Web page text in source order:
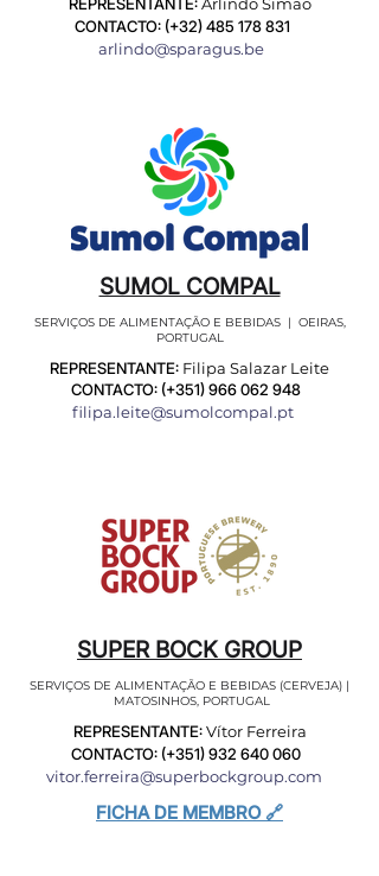
CONTACTO: (+32)485 178 831
arlindo@sparagus.be
SUMOL COMPAL
SERVIÇOS DE ALIMENTAÇÃO E BEBIDAS | OEIRAS,
PORTUGAL
REPRESENTANTE: Filipa Salazar Leite
CONTACTO: (+351)966 062 948
filipa.leite@sumolcompal.pt
SUPER BOCK GROUP
SERVIÇOS DE ALIMENTAÇÃO E BEBIDAS (CERVEJA) |
MATOSINHOS, PORTUGAL
REPRESENTANTE:Vítor Ferreira
CONTACTO: (+351)932 640 060
vitor.ferreira@superbockgroup.com
FICHA DE MEMBRO 🔗